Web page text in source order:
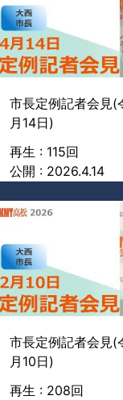
市長定例記者会見(
月14日)
再生 : 115回
公開 : 2026.4.14
市長定例記者会見(
月10日)
再生 : 208回